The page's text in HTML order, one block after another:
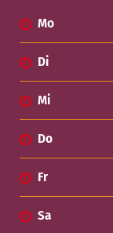
Mo
Di
Mi
Do
Fr
Sa